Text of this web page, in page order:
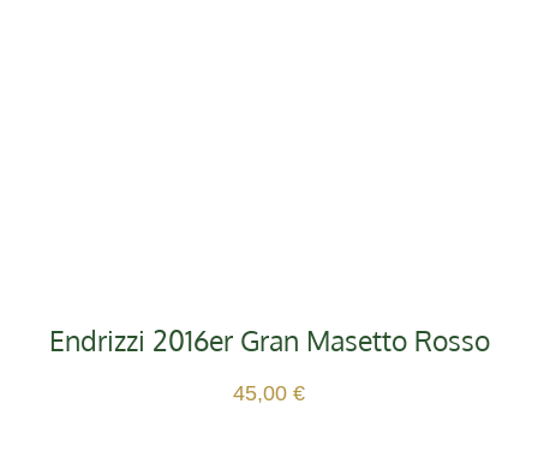
Endrizzi 2016er Gran Masetto Rosso
45,00 €